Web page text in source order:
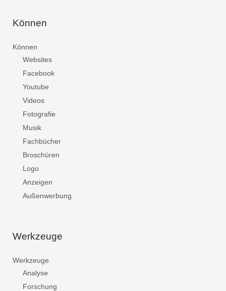
Können
Können
Websites
Facebook
Youtube
Videos
Fotografie
Musik
Fachbücher
Broschüren
Logo
Anzeigen
Außenwerbung
Werkzeuge
Werkzeuge
Analyse
Forschung